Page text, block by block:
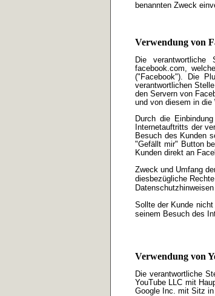
benannten Zweck
Verwendung von
Die
facebook.com,
("Facebook"). Die
verantwortlichen
den Servern von
und von diesem in die
Durch die
Internetauftritts der
Besuch des Kunden
"Gefällt mir" Button
Kunden direkt an
Zweck und Umfang
diesbezügliche
Sollte der Kunde
seinem Besuch des
Verwendung von
Die verantwortliche
YouTube LLC mit
Google Inc. mit Sitz in